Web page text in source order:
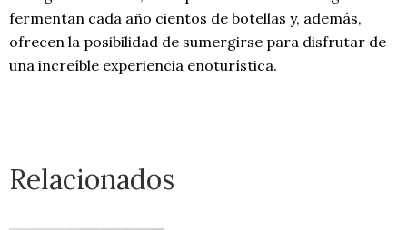
fermentan cada año cientos de botellas y, además,
ofrecen la posibilidad de sumergirse para disfrutar de
una increíble experiencia enoturística.
Relacionados